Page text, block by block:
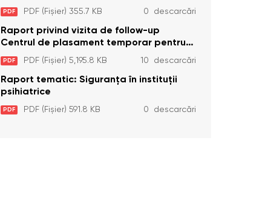
Temporar pentru Persoane cu
Dizabilități (Adulte) din s. Brînzeni, r.
Edineț, din data de 25 mai 2026
PDF PDF (Fișier) 355.7 KB 0 descarcări
Raport privind vizita de follow-up
Centrul de plasament temporar pentru
persoanele cu dizabilități (adulte)
Bădiceni, Soroca (11 iunie 2026)
PDF PDF (Fișier) 5,195.8 KB 10 descarcări
Raport tematic: Siguranța în instituții
psihiatrice
PDF PDF (Fișier) 591.8 KB 0 descarcări